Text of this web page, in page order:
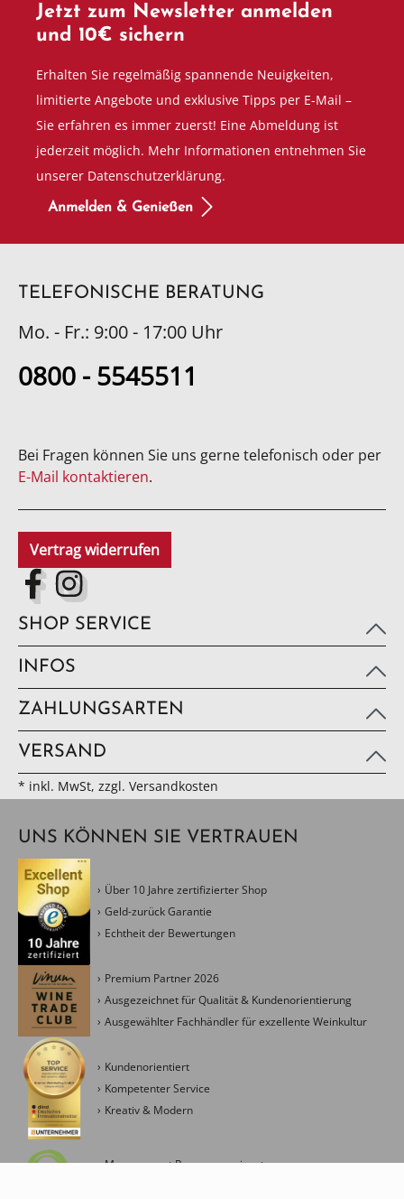
Jetzt zum Newsletter anmelden
und 10€ sichern
Erhalten Sie regelmäßig spannende Neuigkeiten,
limitierte Angebote und exklusive Tipps per E-Mail –
Sie erfahren es immer zuerst! Eine Abmeldung ist
jederzeit möglich. Mehr Informationen entnehmen Sie
unserer Datenschutzerklärung.
Anmelden & Genießen
TELEFONISCHE BERATUNG
Mo. - Fr.: 9:00 - 17:00 Uhr
0800 - 5545511
Bei Fragen können Sie uns gerne telefonisch oder per
E-Mail kontaktieren.
Vertrag widerrufen
SHOP SERVICE
INFOS
ZAHLUNGSARTEN
VERSAND
* inkl. MwSt, zzgl. Versandkosten
UNS KÖNNEN SIE VERTRAUEN
Über 10 Jahre zertifizierter Shop
Geld-zurück Garantie
Echtheit der Bewertungen
Premium Partner 2026
Ausgezeichnet für Qualität & Kundenorientierung
Ausgewählter Fachhändler für exzellente Weinkultur
Kundenorientiert
Kompetenter Service
Kreativ & Modern
Management Ressourceneinsatz